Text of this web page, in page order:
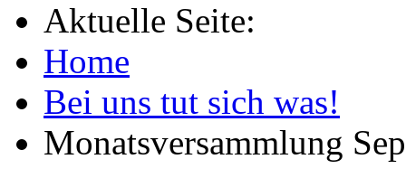
Aktuelle Seite:
Home
Bei uns tut sich was!
Monatsversammlung